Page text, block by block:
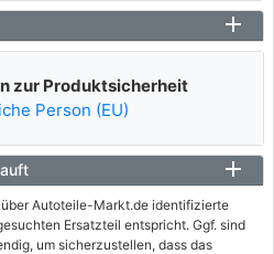
zur Produktsicherheit
Person (EU)
Autoteile-Markt.de identifizierte
Ersatzteil entspricht. Ggf. sind
um sicherzustellen, dass das